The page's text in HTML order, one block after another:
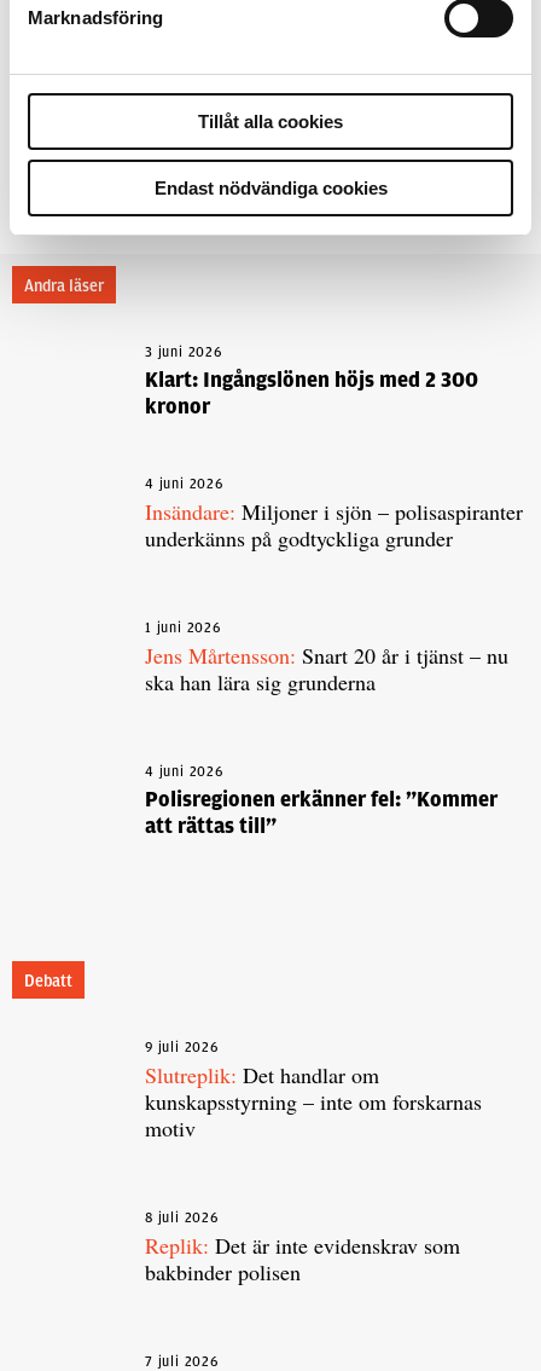
Marknadsföring
Tillåt alla cookies
Endast nödvändiga cookies
Dela artikel:
Andra läser
3 juni 2026
Klart: Ingångslönen höjs med 2 300
kronor
4 juni 2026
Insändare: Miljoner i sjön – polisaspiranter
underkänns på godtyckliga grunder
1 juni 2026
Jens Mårtensson: Snart 20 år i tjänst – nu
ska han lära sig grunderna
4 juni 2026
Polisregionen erkänner fel: ”Kommer
att rättas till”
Debatt
9 juli 2026
Slutreplik: Det handlar om
kunskapsstyrning – inte om forskarnas
motiv
8 juli 2026
Replik: Det är inte evidenskrav som
bakbinder polisen
7 juli 2026